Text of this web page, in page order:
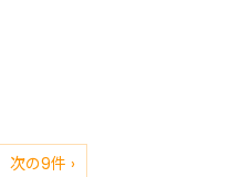
次の9件 ›